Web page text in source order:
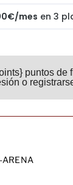
puntos de
o
ARENA